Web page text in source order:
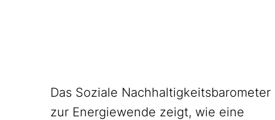
Das Soziale Nachhaltigkeitsbarometer
zur Energiewende zeigt, wie eine